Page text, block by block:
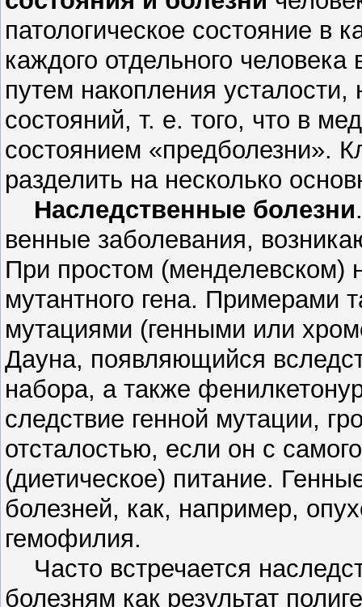
патологическое состояние в
каждого отдельного
путем накопления
состояний, т. е. того, что в
состоянием «предболезни».
разделить на несколько
Наследственные болезни
венные заболевания,
При простом (менделевском)
мутантного гена. Примерами
мутациями (генными или
Дауна, появляющийся
набора, а также
следствие генной мутации,
отсталостью, если он с
(диетическое) питание.
болезней, как, например,
гемофилия.
Часто встречается
болезням как результат